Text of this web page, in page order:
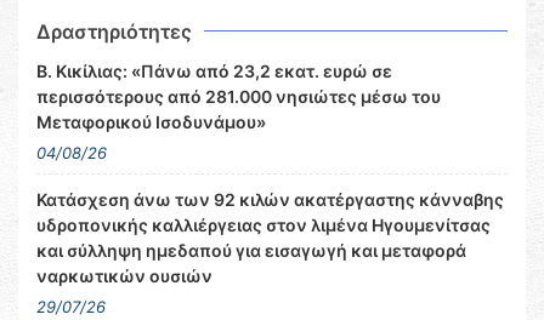
Δραστηριότητες
Β. Κικίλιας: «Πάνω από 23,2 εκατ. ευρώ σε
περισσότερους από 281.000 νησιώτες μέσω του
Μεταφορικού Ισοδυνάμου»
04/08/26
Κατάσχεση άνω των 92 κιλών ακατέργαστης κάνναβης
υδροπονικής καλλιέργειας στον λιμένα Ηγουμενίτσας
και σύλληψη ημεδαπού για εισαγωγή και μεταφορά
ναρκωτικών ουσιών
29/07/26